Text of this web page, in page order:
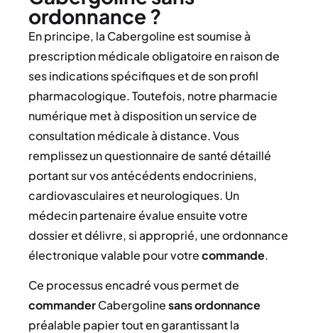
ordonnance ?
En principe, la Cabergoline est soumise à
prescription médicale obligatoire en raison de
ses indications spécifiques et de son profil
pharmacologique. Toutefois, notre pharmacie
numérique met à disposition un service de
consultation médicale à distance. Vous
remplissez un questionnaire de santé détaillé
portant sur vos antécédents endocriniens,
cardiovasculaires et neurologiques. Un
médecin partenaire évalue ensuite votre
dossier et délivre, si approprié, une ordonnance
électronique valable pour votrecommande.
Ce processus encadré vous permet de
commanderCabergolinesans ordonnance
préalable papier tout en garantissant la